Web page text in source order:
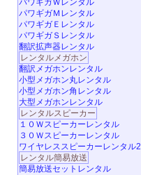
パワギガＷレンタル
パワギガＭレンタル
パワギガＥレンタル
パワギガＳレンタル
翻訳拡声器レンタル
レンタルメガホン
翻訳メガホンレンタル
小型メガホン丸レンタル
小型メガホン角レンタル
大型メガホンレンタル
レンタルスピーカー
１０Ｗスピーカーレンタル
３０Ｗスピーカーレンタル
ワイヤレススピーカーレンタル2
レンタル簡易放送
簡易放送セットレンタル